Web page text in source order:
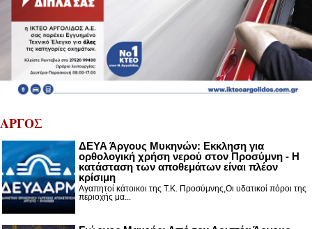
ΑΡΓΟΣ
ΔΕΥΑ Άργους Μυκηνών: Εκκληση για
ορθολογική χρήση νερού στον Προσύμνη - Η
κατάσταση των αποθεμάτων είναι πλέον
κρίσιμη
Αγαπητοί κάτοικοι της Τ.Κ. Προσύμνης,Οι υδατικοί πόροι της
περιοχής μα...